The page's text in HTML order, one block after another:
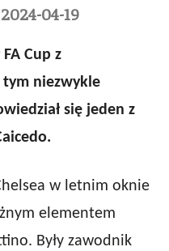
2024-04-19
Cup z
tym niezwykle
się jeden z
w letnim oknie
elementem
Były zawodnik